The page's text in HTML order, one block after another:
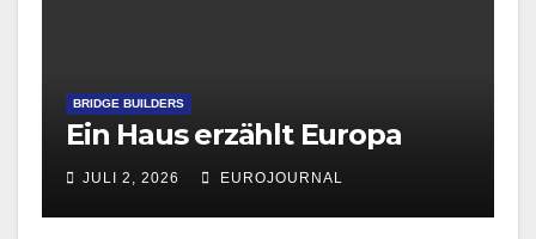
BRIDGE BUILDERS
Ein Haus erzählt Europa
JULI 2, 2026 EUROJOURNAL